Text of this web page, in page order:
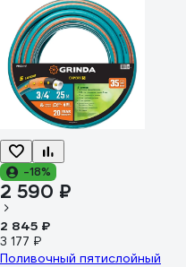
-18%
2 590 ₽
2 845 ₽
3 177 ₽
Поливочный пятислойный